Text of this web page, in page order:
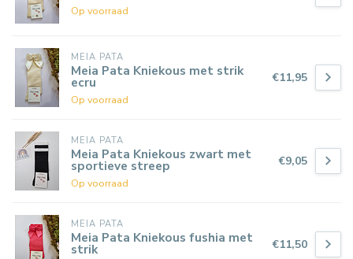
Op voorraad
MEIA PATA
Meia Pata Kniekous met strik
ecru
Op voorraad
€11,95
MEIA PATA
Meia Pata Kniekous zwart met
sportieve streep
Op voorraad
€9,05
MEIA PATA
Meia Pata Kniekous fushia met
strik €11,50